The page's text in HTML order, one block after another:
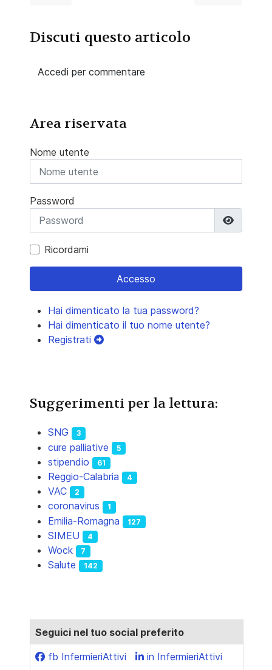
Discuti questo articolo
Accedi per commentare
Area riservata
Nome utente
Password
Ricordami
Accesso
Hai dimenticato la tua password?
Hai dimenticato il tuo nome utente?
Registrati
Suggerimenti per la lettura:
SNG 3
cure palliative 5
stipendio 61
Reggio-Calabria 4
VAC 2
coronavirus 1
Emilia-Romagna 127
SIMEU 4
Wock 7
Salute 142
Seguici nel tuo social preferito
fb InfermieriAttivi
in InfermieriAttivi